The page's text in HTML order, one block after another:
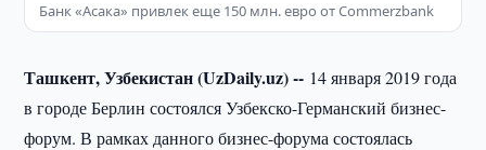
Банк «Асака» привлек еще 150 млн. евро от Commerzbank
Ташкент, Узбекистан (UzDaily.uz) -- 14 января 2019 года
в городе Берлин состоялся Узбекско-Германский бизнес-
форум. В рамках данного бизнес-форума состоялась